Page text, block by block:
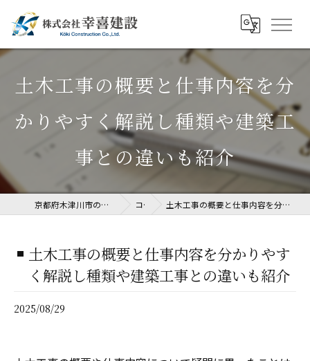
土木工事の概要と仕事内容を分
かりやすく解説し種類や建築工
事との違いも紹介
京都府木津川市の土木工事なら株式会社幸喜建設 コラム 土木工事の概要と仕事内容を分かりやすく解説し種類や建築工事との違いも紹介
土木工事の概要と仕事内容を分かりやす
く解説し種類や建築工事との違いも紹介
2025/08/29